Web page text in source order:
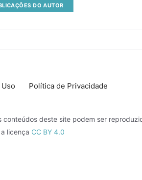
DO AUTOR
Política de Privacidade
deste site podem ser
licença CC BY 4.0